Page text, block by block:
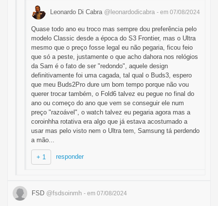
Leonardo Di Cabra @leonardodicabra - em 07/08/2024
Quase todo ano eu troco mas sempre dou preferência pelo
modelo Classic desde a época do S3 Frontier, mas o Ultra
mesmo que o preço fosse legal eu não pegaria, ficou feio
que só a peste, justamente o que acho dahora nos relógios
da Sam é o fato de ser "redondo", aquele design
definitivamente foi uma cagada, tal qual o Buds3, espero
que meu Buds2Pro dure um bom tempo porque não vou
querer trocar também, o Fold6 talvez eu pegue no final do
ano ou começo do ano que vem se conseguir ele num
preço "razoável", o watch talvez eu pegaria agora mas a
coroinhha rotativa era algo que já estava acostumado a
usar mas pelo visto nem o Ultra tem, Samsung tá perdendo
a mão...
+ 1 responder
FSD @fsdsoinmh - em 07/08/2024